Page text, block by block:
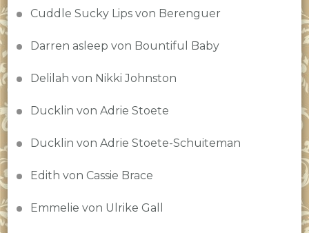
Cuddle Sucky Lips von Berenguer
Darren asleep von Bountiful Baby
Delilah von Nikki Johnston
Ducklin von Adrie Stoete
Ducklin von Adrie Stoete-Schuiteman
Edith von Cassie Brace
Emmelie von Ulrike Gall